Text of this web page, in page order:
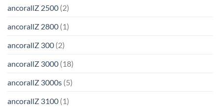
ancorallZ 2500 (2)
ancorallZ 2800 (1)
ancorallZ 300 (2)
ancorallZ 3000 (18)
ancorallZ 3000s (5)
ancorallZ 3100 (1)